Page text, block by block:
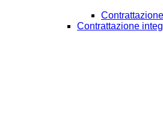
Contrattazione